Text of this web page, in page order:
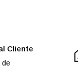
Cliente
de